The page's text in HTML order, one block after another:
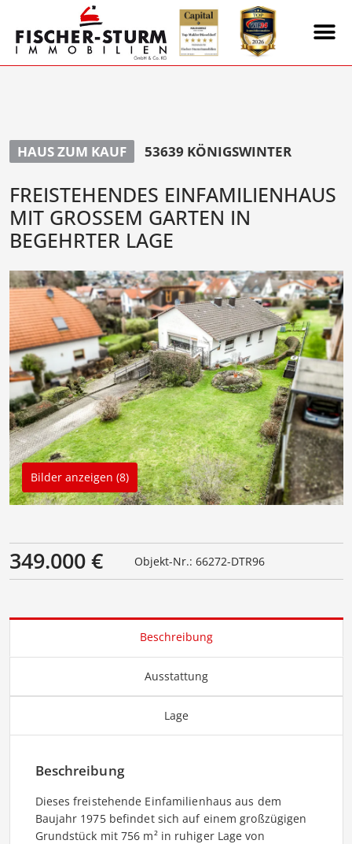
HAUS ZUM KAUF 53639 KÖNIGSWINTER
FREISTEHENDES EINFAMILIENHAUS
MIT GROSSEM GARTEN IN B
EGEHRTER LAGE
Bilder anzeigen (8)
349.000 € Objekt-Nr.: 66272-DTR96
Beschreibung
Ausstattung
Lage
Beschreibung
Dieses freistehende Einfamilienhaus aus dem
Baujahr 1975 befindet sich auf einem großzügigen
Grundstück mit 756 m² in ruhiger Lage von